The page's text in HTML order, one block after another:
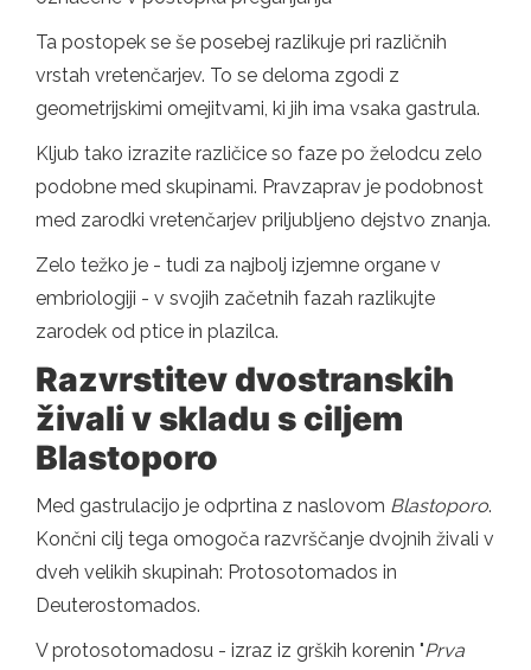
Ta postopek se še posebej razlikuje pri različnih
vrstah vretenčarjev. To se deloma zgodi z
geometrijskimi omejitvami, ki jih ima vsaka gastrula.
Kljub tako izrazite različice so faze po želodcu zelo
podobne med skupinami. Pravzaprav je podobnost
med zarodki vretenčarjev priljubljeno dejstvo znanja.
Zelo težko je - tudi za najbolj izjemne organe v
embriologiji - v svojih začetnih fazah razlikujte
zarodek od ptice in plazilca.
Razvrstitev dvostranskih
živali v skladu s ciljem
Blastoporo
Med gastrulacijo je odprtina z naslovom Blastoporo.
Končni cilj tega omogoča razvrščanje dvojnih živali v
dveh velikih skupinah: Protosotomados in
Deuterostomados.
V protosotomadosu - izraz iz grških korenin "Prva